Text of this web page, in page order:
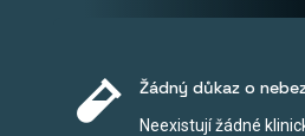
 Žádný důkaz o
Neexistují žádné